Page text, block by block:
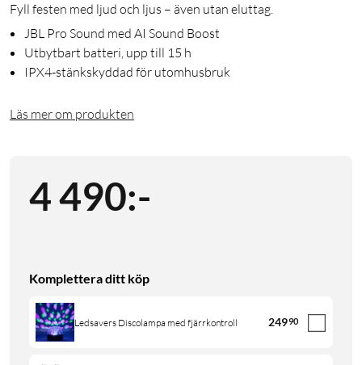
Fyll festen med ljud och ljus – även utan eluttag.
JBL Pro Sound med AI Sound Boost
Utbytbart batteri, upp till 15 h
IPX4-stänkskyddad för utomhusbruk
Läs mer om produkten
4 490:-
Komplettera ditt köp
Ledsavers Discolampa med fjärrkontroll 24990